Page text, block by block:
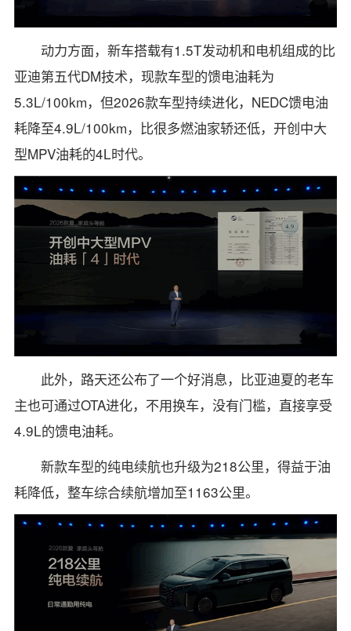
动力方面，新车搭载有1.5T发动机和电机组成的比
亚迪第五代DM技术，现款车型的馈电油耗为
5.3L/100km，但2026款车型持续进化，NEDC馈电油
耗降至4.9L/100km，比很多燃油家轿还低，开创中大
型MPV油耗的4L时代。
此外，路天还公布了一个好消息，比亚迪夏的老车
主也可通过OTA进化，不用换车，没有门槛，直接享受
4.9L的馈电油耗。
新款车型的纯电续航也升级为218公里，得益于油
耗降低，整车综合续航增加至1163公里。